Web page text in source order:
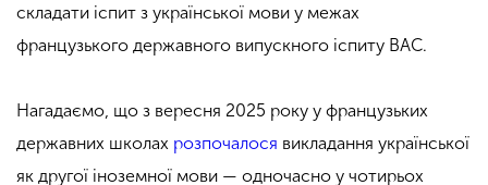
складати іспит з української мови у межах
французького державного випускного іспиту BAC.
Нагадаємо, що з вересня 2025 року у французьких
державних школах розпочалося викладання української
як другої іноземної мови — одночасно у чотирьох